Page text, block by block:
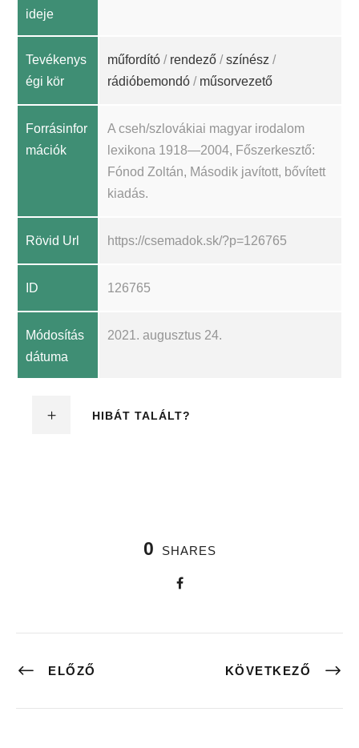
ideje
Tevékenys
égi kör
műfordító / rendező /színész /
rádióbemondó / műsorvezető
Forrásinfor
mációk
A cseh/szlovákiai magyar irodalom
lexikona 1918—2004, Főszerkesztő:
Fónod Zoltán, Második javított, bővített
kiadás.
Rövid Url https://csemadok.sk/?p=126765
ID 126765
Módosítás
dátuma
2021. augusztus 24.
HIBÁT TALÁLT?
0 SHARES
ELŐZŐ KÖVETKEZŐ